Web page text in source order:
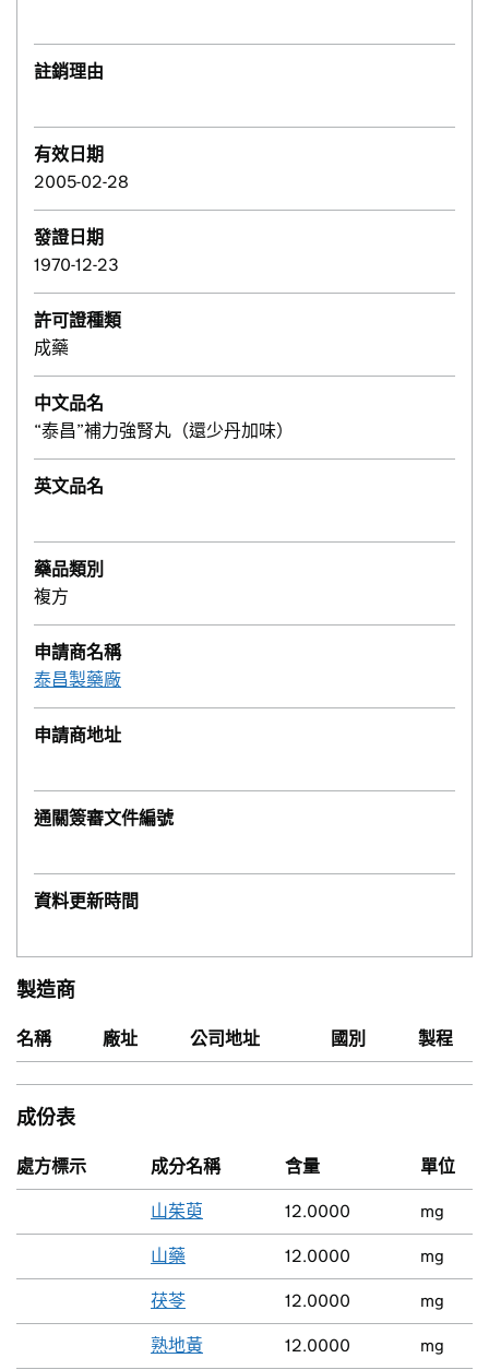
註銷理由
有效日期
2005-02-28
發證日期
1970-12-23
許可證種類
成藥
中文品名
“泰昌”補力強腎丸（還少丹加味）
英文品名
藥品類別
複方
申請商名稱
泰昌製藥廠
申請商地址
通關簽審文件編號
資料更新時間
製造商
名稱 廠址 公司地址 國別 製程
成份表
處方標示 成分名稱 含量 單位
山茱萸 12.0000 mg
山藥 12.0000 mg
茯苓 12.0000 mg
熟地黃 12.0000 mg